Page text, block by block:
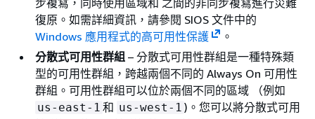
復原。如需詳細資訊，請參閱 SIOS 文件中的
Windows 應用程式的高可用性保護
。
分散式可用性群組 – 分散式可用性群組是一種特殊類
型的可用性群組，跨越兩個不同的 Always On 可用性
群組。可用性群組可以位於兩個不同的區域 （例如
us-east-1 和 us-west-1 )。您可以將分散式可用